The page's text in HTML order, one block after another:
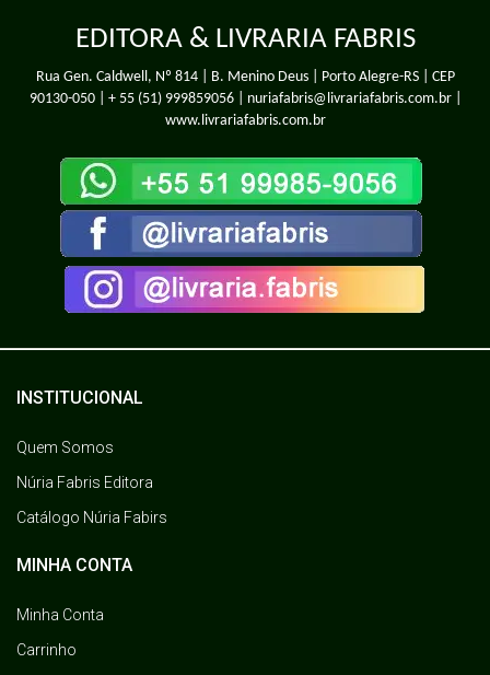
EDITORA & LIVRARIA FABRIS
Rua Gen. Caldwell, Nº 814 | B. Menino Deus | Porto Alegre-RS | CEP
90130-050 | + 55 (51) 999859056| nuriafabris@livrariafabris.com.br |
www.livrariafabris.com.br
INSTITUCIONAL
Quem Somos
Núria Fabris Editora
Catálogo Núria Fabirs
MINHA CONTA
Minha Conta
Carrinho